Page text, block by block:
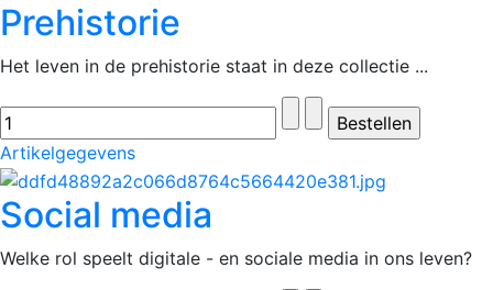
Prehistorie
Het leven in de prehistorie staat in deze collectie ...
Artikelgegevens
Social media
Welke rol speelt digitale - en sociale media in ons leven?